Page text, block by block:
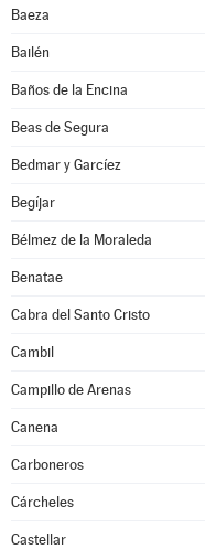
Baeza
Bailén
Baños de la Encina
Beas de Segura
Bedmar y Garcíez
Begíjar
Bélmez de la Moraleda
Benatae
Cabra del Santo Cristo
Cambil
Campillo de Arenas
Canena
Carboneros
Cárcheles
Castellar